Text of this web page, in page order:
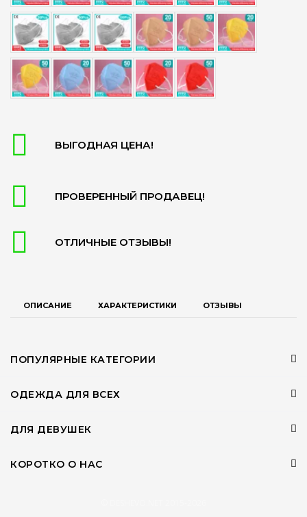
ВЫГОДНАЯ ЦЕНА!
ПРОВЕРЕННЫЙ ПРОДАВЕЦ!
ОТЛИЧНЫЕ ОТЗЫВЫ!
ОПИСАНИЕ ХАРАКТЕРИСТИКИ ОТЗЫВЫ
ПОПУЛЯРНЫЕ КАТЕГОРИИ
ОДЕЖДА ДЛЯ ВСЕХ
ДЛЯ ДЕВУШЕК
КОРОТКО О НАС